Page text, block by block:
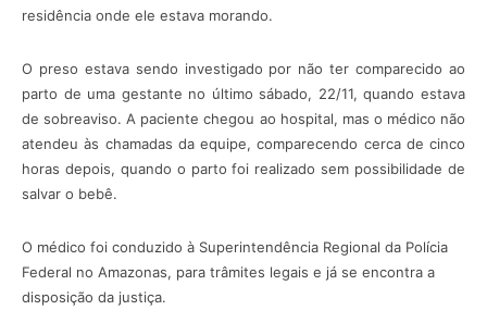
residência onde ele estava morando.
O preso estava sendo investigado por não ter comparecido ao
parto de uma gestante no último sábado, 22/11, quando estava
de sobreaviso. A paciente chegou ao hospital, mas o médico não
atendeu às chamadas da equipe, comparecendo cerca de cinco
horas depois, quando o parto foi realizado sem possibilidade de
salvar o bebê.
O médico foi conduzido à Superintendência Regional da Polícia
Federal no Amazonas, para trâmites legais e já se encontra a
disposição da justiça.